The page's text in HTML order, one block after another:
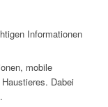
Informationen
mobile
Dabei